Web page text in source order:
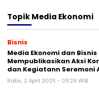
TopikMedia Ekonomi
Bisnis
Media Ekonomi dan Bisnis
Mempublikasikan Aksi
dan Kegiatann Seremoni
Rabu, 2 April 2025 - 09:29 WIB